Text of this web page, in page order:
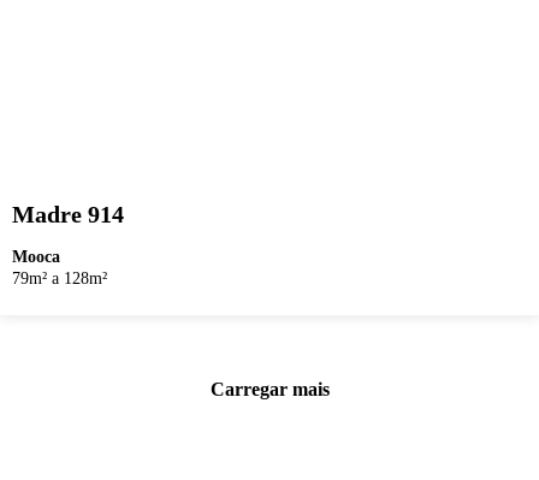
Madre 914
Mooca
79m² a 128m²
Carregar mais